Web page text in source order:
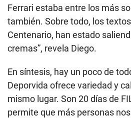
Ferrari estaba entre los más
también. Sobre todo, los textos
Centenario, han estado
cremas”, revela Diego.
En síntesis, hay un poco de
Deporvida ofrece variedad y
mismo lugar. Son 20 días de
permite que más personas